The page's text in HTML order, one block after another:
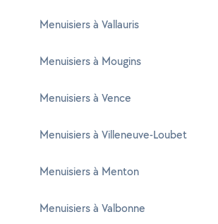
Menuisiers à Vallauris
Menuisiers à Mougins
Menuisiers à Vence
Menuisiers à Villeneuve-Loubet
Menuisiers à Menton
Menuisiers à Valbonne